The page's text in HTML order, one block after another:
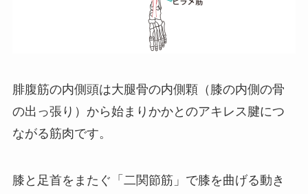
腓腹筋の内側頭は大腿骨の内側顆（膝の内側の骨
の出っ張り）から始まりかかとのアキレス腱につ
ながる筋肉です。
膝と足首をまたぐ「二関節筋」で膝を曲げる動き